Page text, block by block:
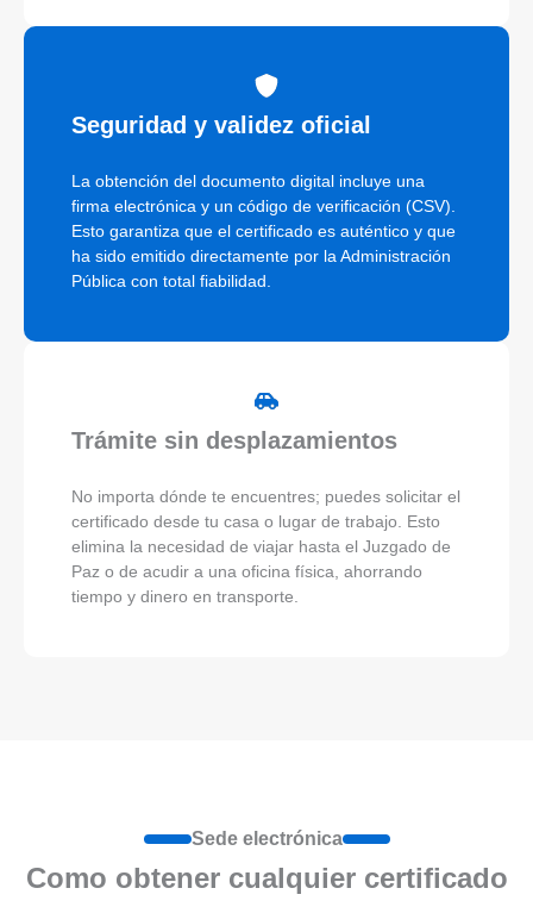
Seguridad y validez oficial
La obtención del documento digital incluye una
firma electrónica y un código de verificación (CSV).
Esto garantiza que el certificado es auténtico y que
ha sido emitido directamente por la Administración
Pública con total fiabilidad.
Trámite sin desplazamientos
No importa dónde te encuentres; puedes solicitar el
certificado desde tu casa o lugar de trabajo. Esto
elimina la necesidad de viajar hasta el Juzgado de
Paz o de acudir a una oficina física, ahorrando
tiempo y dinero en transporte.
Sede electrónica
Como obtener cualquier certificado